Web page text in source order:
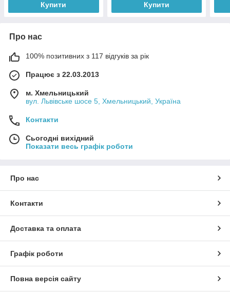
Купити Купити
Про нас
100% позитивних з 117 відгуків за рік
Працює з 22.03.2013
м. Хмельницький
вул. Львівське шосе 5, Хмельницький, Україна
Контакти
Сьогодні вихідний
Показати весь графік роботи
Про нас
Контакти
Доставка та оплата
Графік роботи
Повна версія сайту